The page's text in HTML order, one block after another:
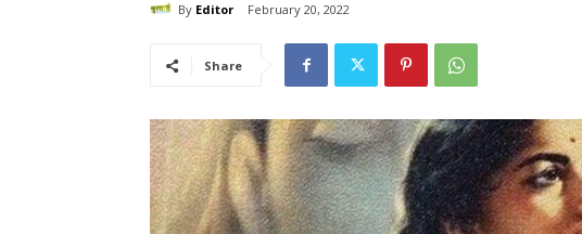
By Editor February 20, 2022
Share